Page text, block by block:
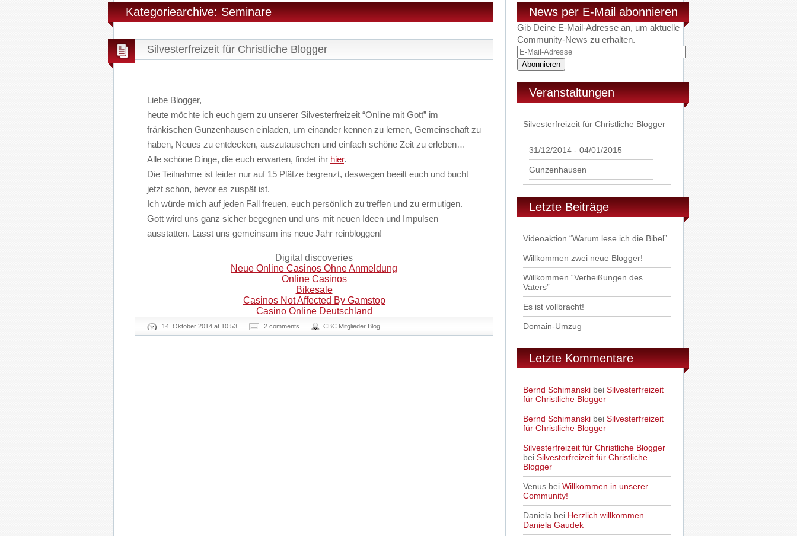
Kategoriearchive: Seminare
Silvesterfreizeit für Christliche Blogger
Liebe Blogger,
heute möchte ich euch gern zu unserer Silvesterfreizeit “Online mit Gott” im
fränkischen Gunzenhausen einladen, um einander kennen zu lernen, Gemeinschaft zu
haben, Neues zu entdecken, auszutauschen und einfach schöne Zeit zu erleben…
Alle schöne Dinge, die euch erwarten, findet ihr hier.
Die Teilnahme ist leider nur auf 15 Plätze begrenzt, deswegen beeilt euch und bucht
jetzt schon, bevor es zuspät ist.
Ich würde mich auf jeden Fall freuen, euch persönlich zu treffen und zu ermutigen.
Gott wird uns ganz sicher begegnen und uns mit neuen Ideen und Impulsen
ausstatten. Lasst uns gemeinsam ins neue Jahr reinbloggen!
Digital discoveries
Neue Online Casinos Ohne Anmeldung
Online Casinos
Bikesale
Casinos Not Affected By Gamstop
Casino Online Deutschland
14. Oktober 2014 at 10:53 2 comments CBC Mitglieder Blog
News per E-Mail abonnieren
Gib Deine E-Mail-Adresse an, um aktuelle
Community-News zu erhalten.
E-
Mail-
Veranstaltungen
Silvesterfreizeit für Christliche Blogger
31/12/2014 - 04/01/2015
Gunzenhausen
Letzte Beiträge
Videoaktion “Warum lese ich die Bibel”
Willkommen zwei neue Blogger!
Willkommen “Verheißungen des
Vaters”
Es ist vollbracht!
Domain-Umzug
Letzte Kommentare
Bernd Schimanski bei Silvesterfreizeit
für Christliche Blogger
Bernd Schimanski bei Silvesterfreizeit
für Christliche Blogger
Silvesterfreizeit für Christliche Blogger
bei Silvesterfreizeit für Christliche
Blogger
Venus bei Willkommen in unserer
Community!
Daniela bei Herzlich willkommen
Daniela Gaudek